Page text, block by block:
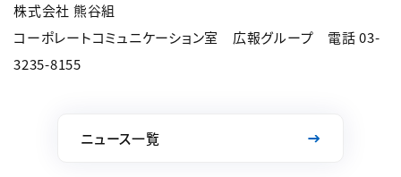
株式会社 熊谷組
コーポレートコミュニケーション室 広報グループ 電話 03-
3235-8155
ニュース一覧